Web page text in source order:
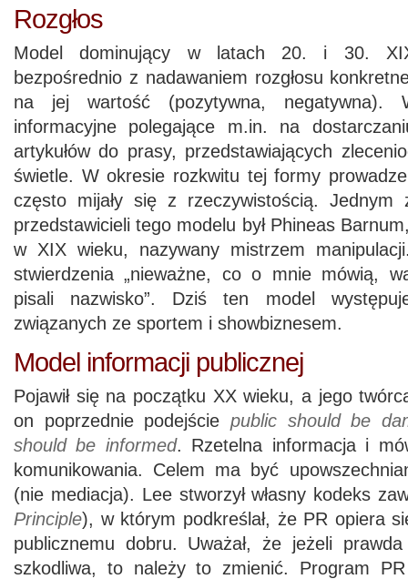
Rozgłos
Model dominujący w latach 20. i 30.
bezpośrednio z nadawaniem rozgłosu
na jej wartość (pozytywna, negatywna).
informacyjne polegające m.in. na
artykułów do prasy, przedstawiających
świetle. W okresie rozkwitu tej formy
często mijały się z rzeczywistością. Jednym
przedstawicieli tego modelu był Phineas
w XIX wieku, nazywany mistrzem
stwierdzenia „nieważne, co o mnie mówią,
pisali nazwisko”. Dziś ten model
związanych ze sportem i showbiznesem.
Model informacji publicznej
Pojawił się na początku XX wieku, a jego
on poprzednie podejście public should be
should be informed. Rzetelna informacja i
komunikowania. Celem ma być
(nie mediacja). Lee stworzył własny kodeks
Principle), w którym podkreślał, że PR opiera
publicznemu dobru. Uważał, że jeżeli
szkodliwa, to należy to zmienić. Program